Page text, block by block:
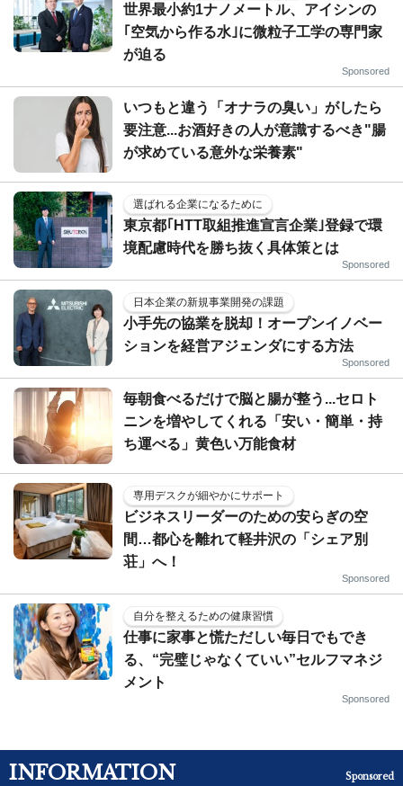
世界最小約1ナノメートル、アイシンの
｢空気から作る水｣に微粒子工学の専門家
が迫る
Sponsored
いつもと違う「オナラの臭い」がしたら
要注意...お酒好きの人が意識するべき"腸
が求めている意外な栄養素"
選ばれる企業になるために
東京都｢HTT取組推進宣言企業｣登録で環
境配慮時代を勝ち抜く具体策とは
Sponsored
日本企業の新規事業開発の課題
小手先の協業を脱却！オープンイノベー
ションを経営アジェンダにする方法
Sponsored
毎朝食べるだけで脳と腸が整う...セロト
ニンを増やしてくれる「安い・簡単・持
ち運べる」黄色い万能食材
専用デスクが細やかにサポート
ビジネスリーダーのための安らぎの空
間…都心を離れて軽井沢の「シェア別
荘」へ！
Sponsored
自分を整えるための健康習慣
仕事に家事と慌ただしい毎日でもでき
る、“完璧じゃなくていい”セルフマネジ
メント
Sponsored
INFORMATION Sponsored